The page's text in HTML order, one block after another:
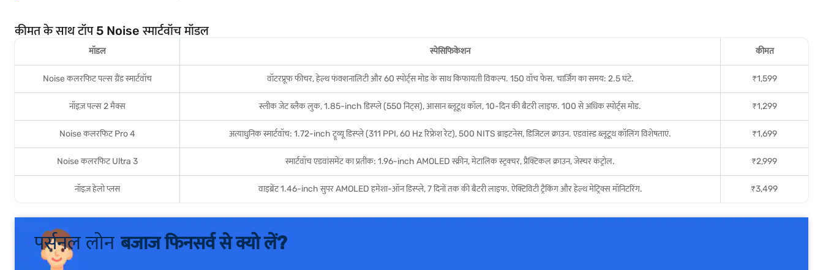
कीमत के साथ टॉप 5 Noise स्मार्टवॉच मॉडल
मॉडल स्पेसिफिकेशन कीमत
Noise कलरफिट पल्स ग्रैंड स्मार्टवॉच वॉटरप्रूफ फीचर, हेल्थ फंक्शनालिटी और 60 स्पोर्ट्स मोड के साथ किफायती विकल्प. 150 वॉच फेस. चार्जिंग का समय: 2.5 घंटे. ₹1,599
नॉइज़ पल्स 2 मैक्स स्लीक जेट ब्लैक लुक, 1.85-inch डिस्प्ले (550 निट्स), आसान ब्लूटूथ कॉल, 10-दिन की बैटरी लाइफ. 100 से अधिक स्पोर्ट्स मोड. ₹1,299
Noise कलरफिट Pro 4 अत्याधुनिक स्मार्टवॉच: 1.72-inch ट्रूव्यू डिस्प्ले (311 PPI, 60 Hz रिफ्रेश रेट), 500 NITS ब्राइटनेस, डिजिटल क्राउन. एडवांस्ड ब्लूटूथ कॉलिंग विशेषताएं. ₹1,699
Noise कलरफिट Ultra 3 स्मार्टवॉच एडवांसमेंट का प्रतीक: 1.96-inch AMOLED स्क्रीन, मेटालिक स्ट्रक्चर, प्रैक्टिकल क्राउन, जेस्चर कंट्रोल. ₹2,999
नॉइज़ हेलो प्लस वाइब्रेंट 1.46-inch सुपर AMOLED हमेशा-ऑन डिस्प्ले, 7 दिनों तक की बैटरी लाइफ. ऐक्टिविटी ट्रैकिंग और हेल्थ मेट्रिक्स मॉनिटरिंग. ₹3,499
पर्सनल लोन बजाज फिनसर्व से क्यो लें?